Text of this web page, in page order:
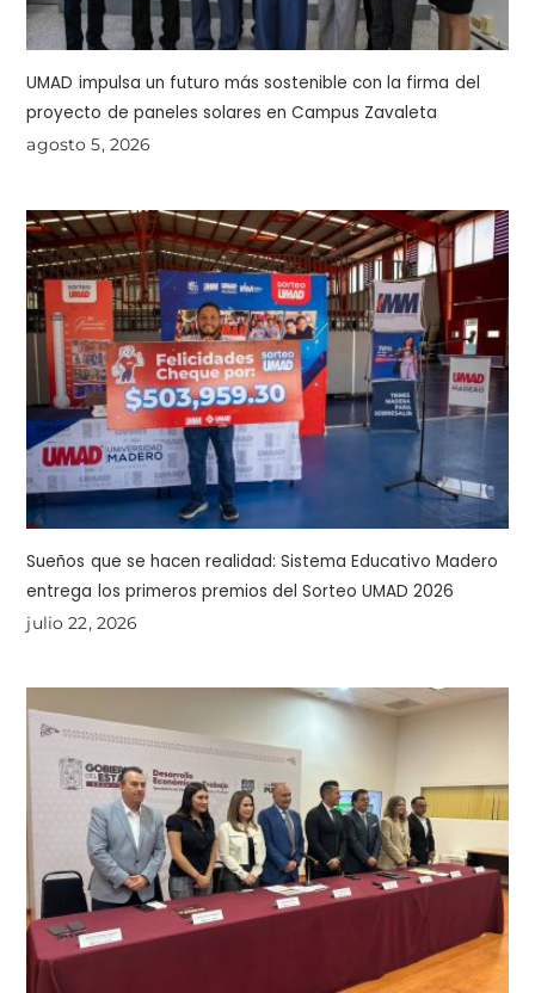
UMAD impulsa un futuro más sostenible con la firma del
proyecto de paneles solares en Campus Zavaleta
agosto 5, 2026
Sueños que se hacen realidad: Sistema Educativo Madero
entrega los primeros premios del Sorteo UMAD 2026
julio 22, 2026